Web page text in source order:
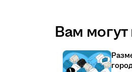
Вам могут